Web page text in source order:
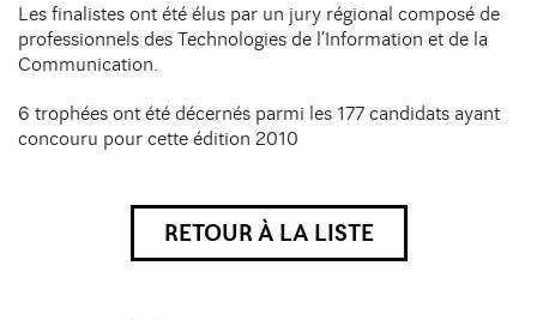
Les finalistes ont été élus par un jury régional composé de
professionnels des Technologies de l’Information et de la
Communication.
6 trophées ont été décernés parmi les 177 candidats ayant
concouru pour cette édition 2010
RETOUR À LA LISTE